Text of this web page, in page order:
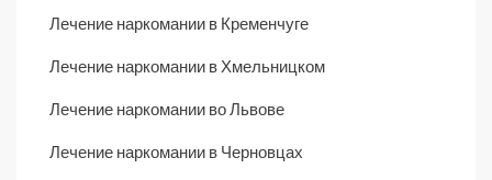
Лечение наркомании в Кременчуге
Лечение наркомании в Хмельницком
Лечение наркомании во Львове
Лечение наркомании в Черновцах